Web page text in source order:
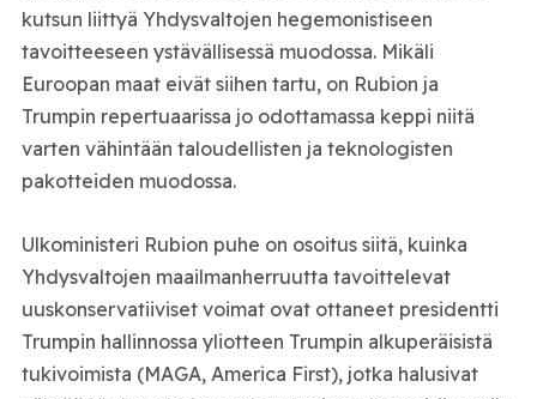
kutsun liittyä Yhdysvaltojen hegemonistiseen
tavoitteeseen ystävällisessä muodossa. Mikäli
Euroopan maat eivät siihen tartu, on Rubion ja
Trumpin repertuaarissa jo odottamassa keppi niitä
varten vähintään taloudellisten ja teknologisten
pakotteiden muodossa.
Ulkoministeri Rubion puhe on osoitus siitä, kuinka
Yhdysvaltojen maailmanherruutta tavoittelevat
uuskonservatiiviset voimat ovat ottaneet presidentti
Trumpin hallinnossa yliotteen Trumpin alkuperäisistä
tukivoimista (MAGA, America First), jotka halusivat